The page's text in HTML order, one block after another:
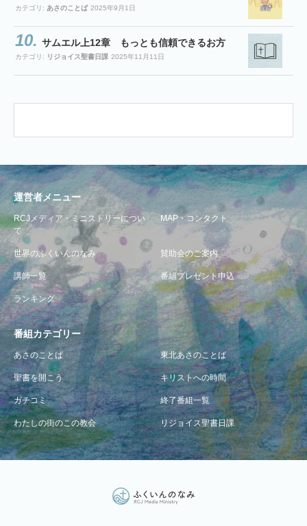
カテゴリ: あさのことば 2025年9月1日
サムエル上12章 もっとも信頼できるお方
カテゴリ: リジョイス聖書日課 2025年11月11日
運営者メニュー
RCJメディア・ミニストリーについ
て
MAP・コンタクト
世界のふくいんのなみ 賛助会のご案内
講師一覧 番組プレゼント申込
ランキング
番組カテゴリー
あさのことば 東北あさのことば
聖書を開こう キリストへの時間
ガチコミ 終了番組一覧
わたしの街のこの教会 リジョイス聖書日課